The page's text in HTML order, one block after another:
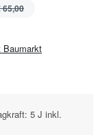
65,00
Baumarkt
5 J inkl.